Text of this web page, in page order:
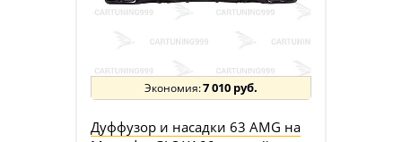
7 010 руб.
Дуффузор и насадки 63 AMG на